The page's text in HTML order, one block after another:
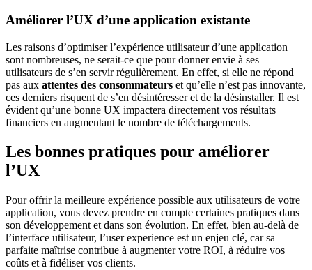
Améliorer l’UX d’une application existante
Les raisons d’optimiser l’expérience utilisateur d’une application
sont nombreuses, ne serait-ce que pour donner envie à ses
utilisateurs de s’en servir régulièrement. En effet, si elle ne répond
pas aux attentes des consommateurs et qu’elle n’est pas innovante,
ces derniers risquent de s’en désintéresser et de la désinstaller. Il est
évident qu’une bonne UX impactera directement vos résultats
financiers en augmentant le nombre de téléchargements.
Les bonnes pratiques pour améliorer
l’UX
Pour offrir la meilleure expérience possible aux utilisateurs de votre
application, vous devez prendre en compte certaines pratiques dans
son développement et dans son évolution. En effet, bien au-delà de
l’interface utilisateur, l’user experience est un enjeu clé, car sa
parfaite maîtrise contribue à augmenter votre ROI, à réduire vos
coûts et à fidéliser vos clients.